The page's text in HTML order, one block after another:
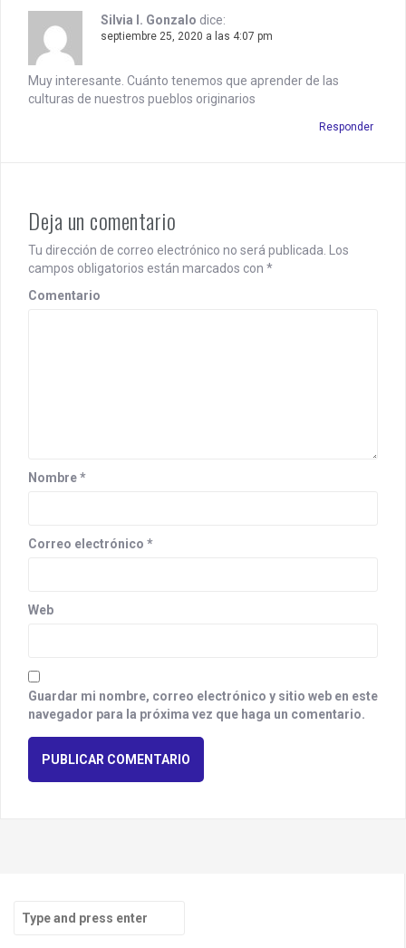
a
t
i
o
Silvia I. Gonzalo dice:
septiembre 25, 2020 a las 4:07 pm
Muy interesante. Cuánto tenemos que aprender de las
culturas de nuestros pueblos originarios
Responder
Deja un comentario
Tu dirección de correo electrónico no será publicada.
Los
campos obligatorios están marcados con *
Comentario
Nombre*
Correo electrónico *
Web
Guardar mi nombre, correo electrónico y sitio web en este
navegador para la próxima vez que haga un comentario.